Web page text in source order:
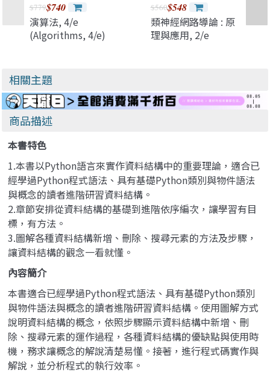
$779$740
演算法, 4/e
(Algorithms, 4/e)
$560$548
類神經網路導論 : 原
理與應用, 2/e
相關主題
商品描述
本書特色
1.本書以Python語言來實作資料結構中的重要理論，適合已
經學過Python程式語法、具有基礎Python類別與物件語法
與概念的讀者進階研習資料結構。
2.章節安排從資料結構的基礎到進階依序編次，讓學習有目
標，有方法。
3.圖解各種資料結構新增、刪除、搜尋元素的方法及步驟，
讓資料結構的觀念一看就懂。
內容簡介
本書適合已經學過Python程式語法、具有基礎Python類別
與物件語法與概念的讀者進階研習資料結構。使用圖解方式
說明資料結構的概念，依照步驟顯示資料結構中新增、刪
除、搜尋元素的運作過程，各種資料結構的優缺點與使用時
機，務求讓概念的解說清楚易懂。接著，進行程式碼實作與
解說，並分析程式的執行效率。